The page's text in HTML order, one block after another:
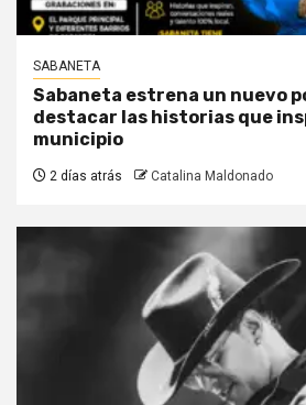
SABANETA
Sabaneta estrena un nuevo
destacar las historias que
municipio
2 días atrás Catalina Maldonado